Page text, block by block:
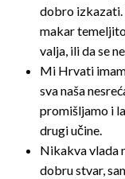
dobro izkazati.
makar
valja, ili da se
Mi Hrvati
sva naša
promišljamo i
drugi učine.
Nikakva vlada
dobru stvar,